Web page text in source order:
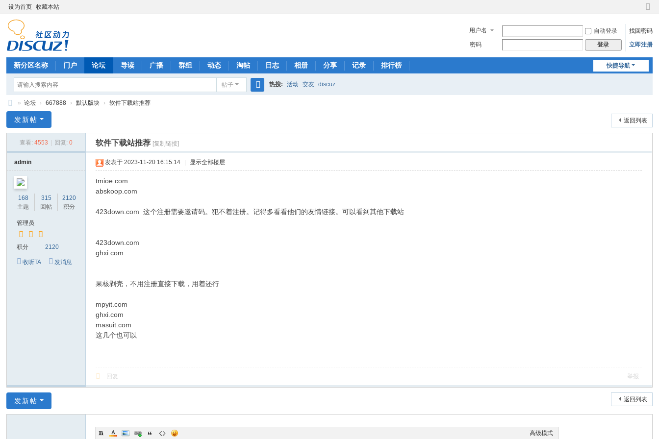
设为首页 收藏本站
切
到
窄
用户名 自动登录
找回密码
密码
登录 立即注册
快捷导航
新分区名称 门户 论坛 导读 广播 群组 动态 淘帖 日志 相册 分享 记录 排行榜
帖子 热搜: 活动 交友 discuz
六
八
八
八
» 论坛 › 667888 › 默认版块 › 软件下载站推荐
返回列表
发新帖
查看: 4553 回复: 0 软件下载站推荐 [复制链接]
admin
168
主题
315
回帖
2120
积分
管理员
积分 2120
收听TA 发消息
发表于 2023-11-20 16:15:14 显示全部楼层
tmioe.com
abskoop.com
423down.com 这个注册需要邀请码。犯不着注册。记得多看看他们的友情链接。可以看到其他下载站
423down.com
ghxi.com
果核剥壳，不用注册直接下载，用着还行
mpyit.com
ghxi.com
masuit.com
这几个也可以
回复 举报
返回列表
发新帖
高级模式